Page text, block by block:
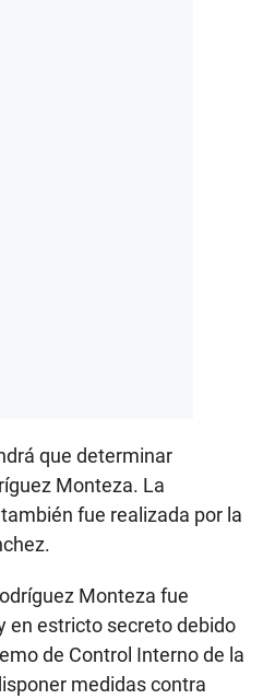
que determinar
Monteza. La
fue realizada por la
Monteza fue
en estricto secreto debido
de Control Interno de la
medidas contra